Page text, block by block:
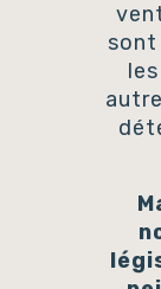
sont